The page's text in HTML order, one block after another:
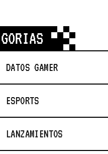
DATOS GAMER
ESPORTS
LANZAMIENTOS